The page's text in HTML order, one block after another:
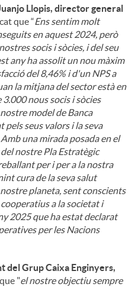
Llopis, director general
que “Ens sentim molt
en aquest 2024, però
socis i sòcies, i del seu
any ha assolit un nou màxim
del 8,46% i d'un NPS a
la mitjana del sector està en
nous socis i sòcies
model de Banca
seus valors i la seva
una mirada posada en el
nostre Pla Estratègic
per i per a la nostra
cura de la seva salut
planeta, sent conscients
a la societat i
2025 que ha estat declarat
per les Nacions
del Grup Caixa Enginyers,
"el nostre objectiu sempre